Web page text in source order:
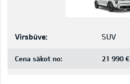
Virsbūve: SUV
Cena sākot no: 21 990 €